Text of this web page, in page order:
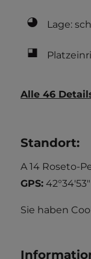
Lage:
Alle 46
Standort:
A 14 Roseto-
GPS:
Sie haben